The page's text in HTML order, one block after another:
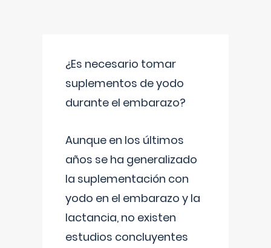
¿Es necesario tomar
suplementos de yodo
durante el embarazo?
Aunque en los últimos
años se ha generalizado
la suplementación con
yodo en el embarazo y la
lactancia, no existen
estudios concluyentes